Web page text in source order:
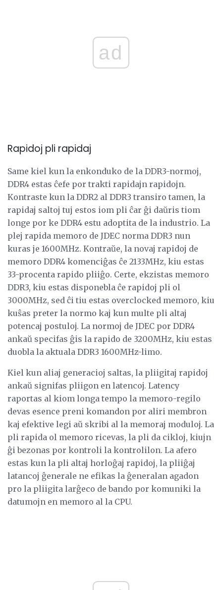
ad
Rapidoj pli rapidaj
Same kiel kun la enkonduko de la DDR3-normoj,
DDR4 estas ĉefe por trakti rapidajn rapidojn.
Kontraste kun la DDR2 al DDR3 transiro tamen, la
rapidaj saltoj tuj estos iom pli ĉar ĝi daŭris tiom
longe por ke DDR4 estu adoptita de la industrio. La
plej rapida memoro de JDEC norma DDR3 nun
kuras je 1600MHz. Kontraŭe, la novaj rapidoj de
memoro DDR4 komenciĝas ĉe 2133MHz, kiu estas
33-procenta rapido pliiĝo. Certe, ekzistas memoro
DDR3, kiu estas disponebla ĉe rapidoj pli ol
3000MHz, sed ĉi tiu estas overclocked memoro, kiu
kuŝas preter la normo kaj kun multe pli altaj
potencaj postuloj. La normoj de JDEC por DDR4
ankaŭ specifas ĝis la rapido de 3200MHz, kiu estas
duobla la aktuala DDR3 1600MHz-limo.
Kiel kun aliaj generacioj saltas, la pliigitaj rapidoj
ankaŭ signifas pliigon en latencoj. Latency
raportas al kiom longa tempo la memoro-regilo
devas esence preni komandon por aliri membron
kaj efektive legi aŭ skribi al la memoraj moduloj. La
pli rapida ol memoro ricevas, la pli da cikloj, kiujn
ĝi bezonas por kontroli la kontrolilon. La afero
estas kun la pli altaj horloĝaj rapidoj, la pliiĝaj
latancoj ĝenerale ne efikas la ĝeneralan agadon
pro la pliigita larĝeco de bando por komuniki la
datumojn en memoro al la CPU.